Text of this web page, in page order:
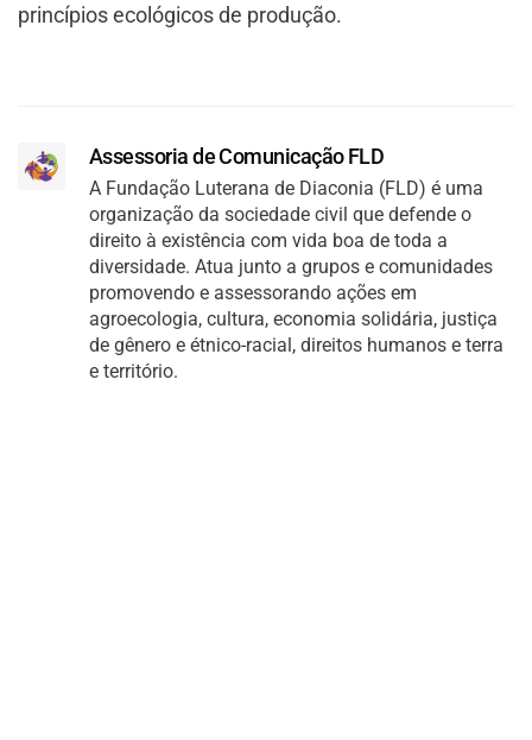
princípios ecológicos de produção.
Assessoria de Comunicação FLD
A Fundação Luterana de Diaconia (FLD) é uma
organização da sociedade civil que defende o
direito à existência com vida boa de toda a
diversidade. Atua junto a grupos e comunidades
promovendo e assessorando ações em
agroecologia, cultura, economia solidária, justiça
de gênero e étnico-racial, direitos humanos e terra
e território.